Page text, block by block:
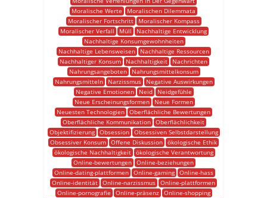
Moralische Werte
Moralischen Dilemmata
Moralischer Fortschritt
Moralischer Kompass
Moralischer Verfall
Müll
Nachhaltige Entwicklung
Nachhaltige Konsumgewohnheiten
Nachhaltige Lebensweisen
Nachhaltige Ressourcen
Nachhaltiger Konsum
Nachhaltigkeit
Nachrichten
Nahrungsangeboten
Nahrungsmittelkonsum
Nahrungsmitteln
Narzissmus
Negative Auswirkungen
Negative Emotionen
Neid
Neidgefühle
Neue Erscheinungsformen
Neue Formen
Neuesten Technologien Oberflächliche Bewertungen
Oberflächliche Kommunikation Oberflächlichkeit
Objektifizierung
Obsession
Obsessiven Selbstdarstellung
Obsessiver Konsum Offene Diskussion ökologische Ethik
ökologische Nachhaltigkeit
ökologische Verantwortung
Online-bewertungen Online-beziehungen
Online-dating-plattformen
Online-gaming
Online-hass
Online-identität Online-narzissmus Online-plattformen
Online-pornografie
Online-präsenz
Online-shopping